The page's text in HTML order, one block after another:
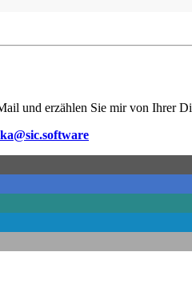
und erzählen Sie mir von Ihrer